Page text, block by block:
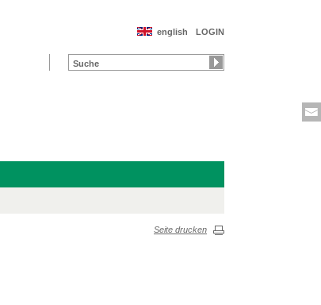
LOGIN
english
Seite drucken